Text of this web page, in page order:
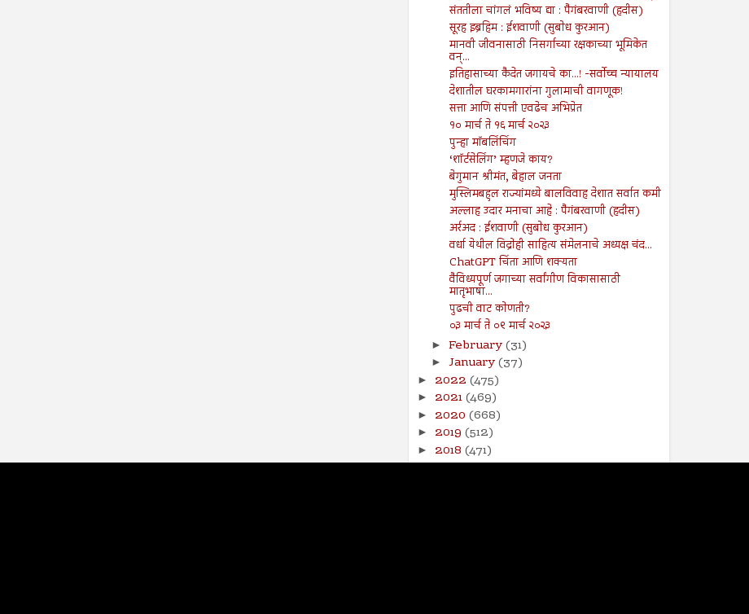
संततीला चांगलं भविष्य द्या : पैगंबरवाणी (हदीस)
सूरह इब्रहिम : ईशवाणी (सुबोध कुरआन)
मानवी जीवनासाठी निसर्गाच्या रक्षकाच्या भूमिकेत
वन्...
इतिहासाच्या कैदेत जगायचे का...! -सर्वोच्च न्यायालय
देशातील घरकामगारांना गुलामाची वागणूक!
सत्ता आणि संपत्ती एवढेच अभिप्रेत
१० मार्च ते १६ मार्च २०२३
पुन्हा मॉबलिंचिंग
‘शॉर्टसेलिंग’ म्हणजे काय?
बेगुमान श्रीमंत, बेहाल जनता
मुस्लिमबहुल राज्यांमध्ये बालविवाह देशात सर्वात कमी
अल्लाह उदार मनाचा आहे : पैगंबरवाणी (हदीस)
अर्रअद : ईशवाणी (सुबोध कुरआन)
वर्धा येथील विद्रोही साहित्य संमेलनाचे अध्यक्ष चंद...
ChatGPT चिंता आणि शक्यता
वैविध्यपूर्ण जगाच्या सर्वांगीण विकासासाठी
मातृभाषा...
पुढची वाट कोणती?
०३ मार्च ते ०९ मार्च २०२३
► February(31)
► January(37)
► 2022 (475)
► 2021(469)
► 2020 (668)
► 2019 (512)
► 2018 (471)
►2017(141)